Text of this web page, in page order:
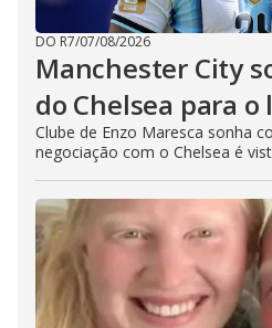
DO R7/07/08/2026
Manchester City
do Chelsea para o
Clube de Enzo Maresca sonha
negociação com o Chelsea é